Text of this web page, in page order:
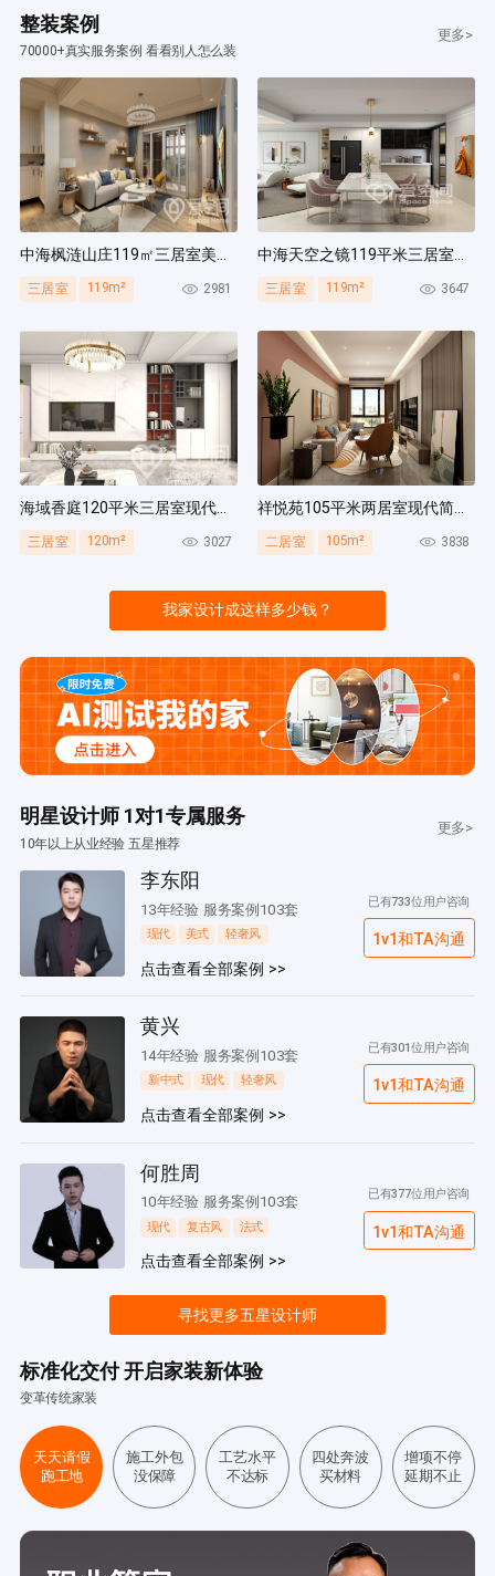
整装案例
70000+真实服务案例 看看别人怎么装
更多>
中海枫涟山庄119㎡三居室美式风装修案例
三居室 119m² 2981
中海天空之镜119平米三居室北欧风装修案例
三居室 119m² 3647
海域香庭120平米三居室现代简约风装修案例
三居室 120m² 3027
祥悦苑105平米两居室现代简约风装修案例
二居室 105m² 3838
我家设计成这样多少钱？
明星设计师 1对1专属服务
10年以上从业经验 五星推荐
更多>
李东阳
13年经验 服务案例103套
现代 美式 轻奢风
点击查看全部案例 >>
已有733位用户咨询
1v1和TA沟通
黄兴
14年经验 服务案例103套
新中式 现代 轻奢风
点击查看全部案例 >>
已有301位用户咨询
1v1和TA沟通
何胜周
10年经验 服务案例103套
现代 复古风 法式
点击查看全部案例 >>
已有377位用户咨询
1v1和TA沟通
寻找更多五星设计师
标准化交付 开启家装新体验
变革传统家装
天天请假
跑工地
施工外包
没保障
工艺水平
不达标
四处奔波
买材料
增项不停
延期不止